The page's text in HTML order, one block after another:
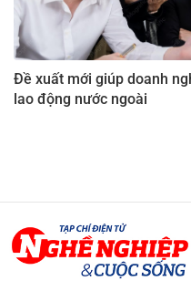
Đề xuất mới giúp doanh
lao động nước ngoài